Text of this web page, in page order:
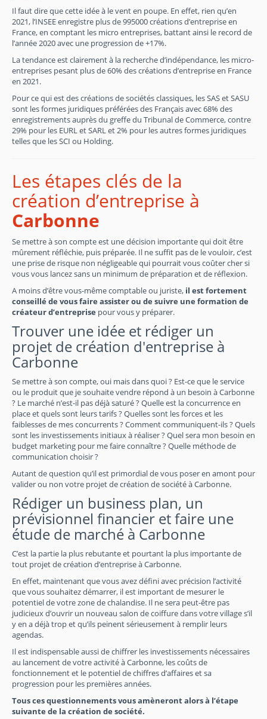
Il faut dire que cette idée à le vent en poupe. En effet, rien qu’en
2021, l’INSEE enregistre plus de 995000 créations d’entreprise en
France, en comptant les micro entreprises, battant ainsi le record de
l’année 2020 avec une progression de +17%.
La tendance est clairement à la recherche d’indépendance, les micro-
entreprises pesant plus de 60% des créations d’entreprise en France
en 2021.
Pour ce qui est des créations de sociétés classiques, les SAS et SASU
sont les formes juridiques préférées des Français avec 68% des
enregistrements auprès du greffe du Tribunal de Commerce, contre
29% pour les EURL et SARL et 2% pour les autres formes juridiques
telles que les SCI ou Holding.
Les étapes clés de la
création d’entreprise à
Carbonne
Se mettre à son compte est une décision importante qui doit être
mûrement réfléchie, puis préparée. Il ne suffit pas de le vouloir, c’est
une prise de risque non négligeable qui pourrait vous coûter cher si
vous vous lancez sans un minimum de préparation et de réflexion.
A moins d’être vous-même comptable ou juriste, il est fortement
conseillé de vous faire assister ou de suivre une formation de
créateur d’entreprise pour vous y préparer.
Trouver une idée et rédiger un
projet de création d'entreprise à
Carbonne
Se mettre à son compte, oui mais dans quoi ? Est-ce que le service
ou le produit que je souhaite vendre répond à un besoin à Carbonne
? Le marché n’est-il pas déjà saturé ? Quelle est la concurrence en
place et quels sont leurs tarifs ? Quelles sont les forces et les
faiblesses de mes concurrents ? Comment communiquent-ils ? Quels
sont les investissements initiaux à réaliser ? Quel sera mon besoin en
budget marketing pour me faire connaître ? Quelle méthode de
communication choisir ?
Autant de question qu’il est primordial de vous poser en amont pour
valider ou non votre projet de création de société à Carbonne.
Rédiger un business plan, un
prévisionnel financier et faire une
étude de marché à Carbonne
C’est la partie la plus rebutante et pourtant la plus importante de
tout projet de création d’entreprise à Carbonne.
En effet, maintenant que vous avez défini avec précision l’activité
que vous souhaitez démarrer, il est important de mesurer le
potentiel de votre zone de chalandise. Il ne sera peut-être pas
judicieux d’ouvrir un nouveau salon de coiffure dans votre village s’il
y en a déjà trop et qu’ils peinent sérieusement à remplir leurs
agendas.
Il est indispensable aussi de chiffrer les investissements nécessaires
au lancement de votre activité à Carbonne, les coûts de
fonctionnement et le potentiel de chiffres d’affaires et sa
progression pour les premières années.
Tous ces questionnements vous amèneront alors à l’étape
suivante de la création de société.